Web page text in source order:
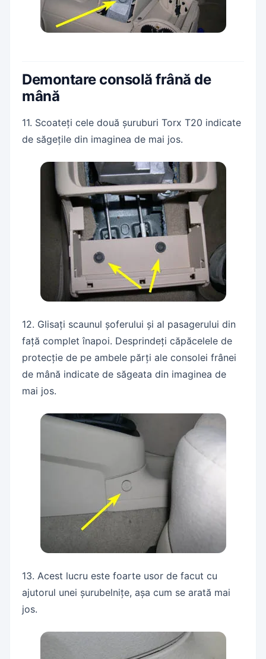
Demontare consolă frână de
mână
11. Scoateți cele două șuruburi Torx T20 indicate
de săgețile din imaginea de mai jos.
12. Glisați scaunul șoferului și al pasagerului din
față complet înapoi. Desprindeți căpăcelele de
protecție de pe ambele părți ale consolei frânei
de mână indicate de săgeata din imaginea de
mai jos.
13. Acest lucru este foarte usor de facut cu
ajutorul unei șurubelnițe, așa cum se arată mai
jos.